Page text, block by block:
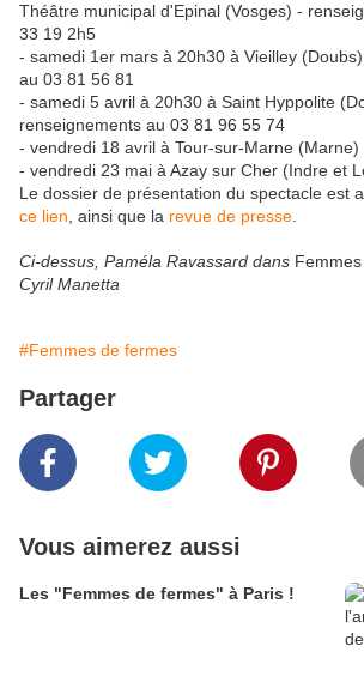
Théâtre municipal d'Epinal (Vosges) -
33 19 2h5
- samedi 1er mars à 20h30 à Vieilley
au 03 81 56 81
- samedi 5 avril à 20h30 à Saint Hyppolite
renseignements au 03 81 96 55 74
- vendredi 18 avril à Tour-sur-Marne (Marne)
- vendredi 23 mai à Azay sur Cher (Indre et
Le dossier de présentation du spectacle est
ce lien , ainsi que la revue de presse
Ci-dessus, Paméla Ravassard dans
Cyril Manetta
#Femmes de fermes
Partager
Vous aimerez aussi
Les "Femmes de fermes" à Paris !